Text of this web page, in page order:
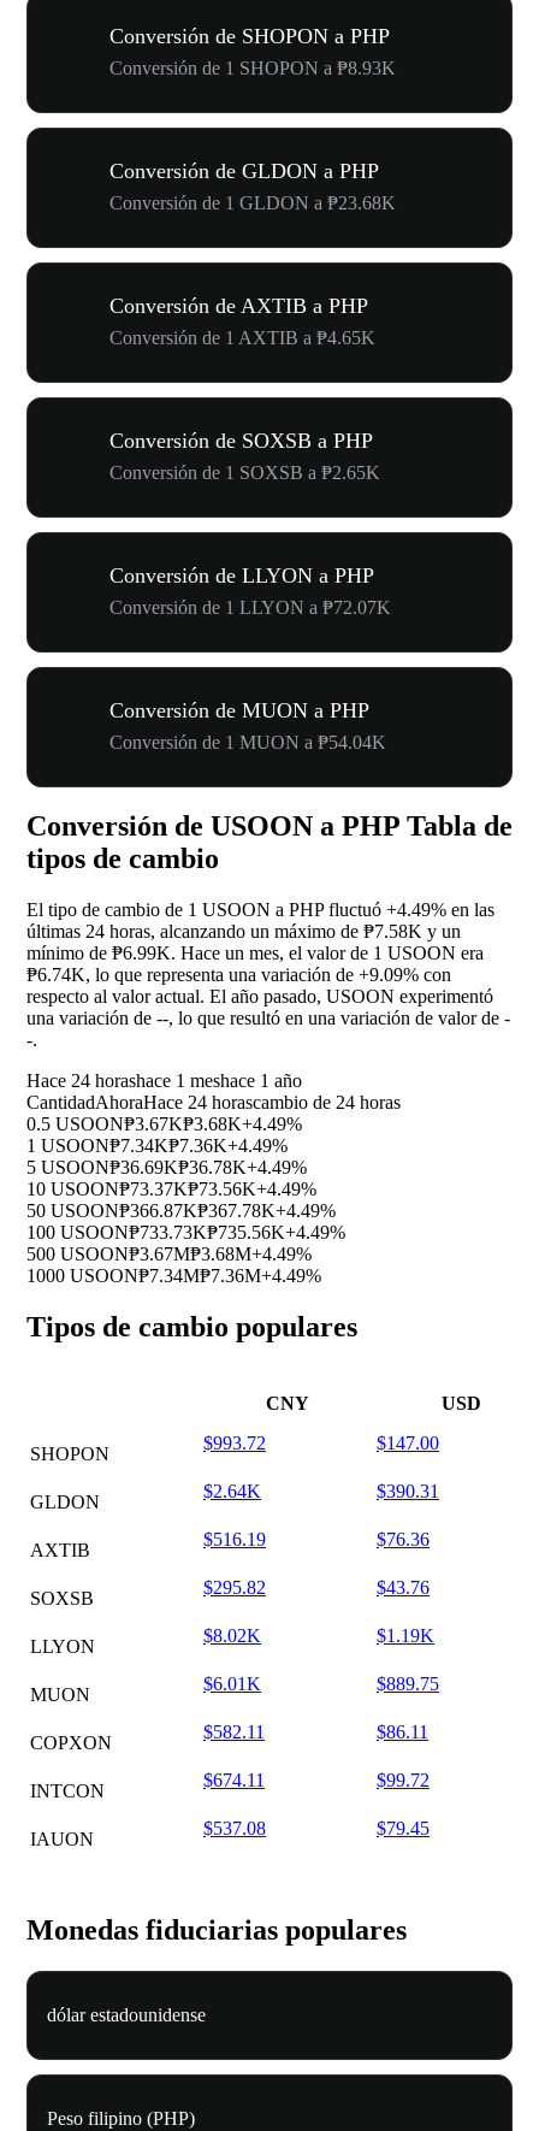
Conversión de SHOPON a PHP
Conversión de 1 SHOPON a ₱8.93K
Conversión de GLDON a PHP
Conversión de 1 GLDON a ₱23.68K
Conversión de AXTIB a PHP
Conversión de 1 AXTIB a ₱4.65K
Conversión de SOXSB a PHP
Conversión de 1 SOXSB a ₱2.65K
Conversión de LLYON a PHP
Conversión de 1 LLYON a ₱72.07K
Conversión de MUON a PHP
Conversión de 1 MUON a ₱54.04K
Conversión de USOON a PHP Tabla de
tipos de cambio
El tipo de cambio de 1 USOON a PHP fluctuó +4.49% en las
últimas 24 horas, alcanzando un máximo de ₱7.58K y un
mínimo de ₱6.99K. Hace un mes, el valor de 1 USOON era
₱6.74K, lo que representa una variación de +9.09% con
respecto al valor actual. El año pasado, USOON experimentó
una variación de --, lo que resultó en una variación de valor de -
-.
Hace 24 horashace 1 meshace 1 año
CantidadAhoraHace 24 horascambio de 24 horas
0.5 USOON₱3.67K₱3.68K+4.49%
1 USOON₱7.34K₱7.36K+4.49%
5 USOON₱36.69K₱36.78K+4.49%
10 USOON₱73.37K₱73.56K+4.49%
50 USOON₱366.87K₱367.78K+4.49%
100 USOON₱733.73K₱735.56K+4.49%
500 USOON₱3.67M₱3.68M+4.49%
1000 USOON₱7.34M₱7.36M+4.49%
Tipos de cambio populares
CNY USD
SHOPON
$993.72 $147.00
GLDON
$2.64K $390.31
AXTIB
$516.19 $76.36
SOXSB
$295.82 $43.76
LLYON
$8.02K $1.19K
MUON
$6.01K $889.75
COPXON
$582.11 $86.11
INTCON
$674.11 $99.72
IAUON
$537.08 $79.45
Monedas fiduciarias populares
dólar estadounidense
Peso filipino (PHP)